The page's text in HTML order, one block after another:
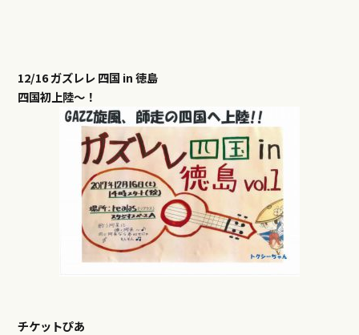
12/16 ガズレレ 四国 in 徳島
四国初上陸〜！
チケットぴあ